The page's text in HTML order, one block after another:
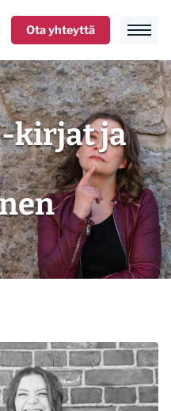
Ota yhteyttä
kirjat ja